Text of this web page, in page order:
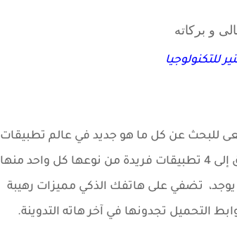
و بركاته
للتكنولوجيا
للبحث عن كل ما هو جديد في عالم تطبيقات
الأندرويد كما هو الحال مع تدوينتنا لهذا اليوم حيث سوف نتطرق إلى 4 تطبيقات فريدة من نوعها كل واحد منها
يوجد، تضفي على هاتفك الذكي مميزات رهيبة
التحميل تجدونها في آخر هاته التدوينة.